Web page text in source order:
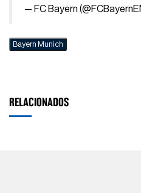
— FC Bayern
Bayern Munich
RELACIONADOS